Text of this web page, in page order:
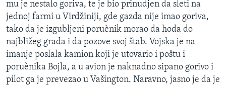
INTERVJU
mu je nestalo goriva, te je bio prinudjen da sleti na
jednoj farmi u Virdžiniji, gde gazda nije imao goriva,
tako da je izgubljeni poruènik morao da hoda do
najbližeg grada i da pozove svoj štab. Vojska je na
imanje poslala kamion koji je utovario i poštu i
poruènika Bojla, a u avion je naknadno sipano gorivo i
pilot ga je prevezao u Vašington. Naravno, jasno je da je